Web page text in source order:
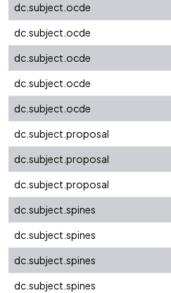
dc.subject.ocde
dc.subject.ocde
dc.subject.ocde
dc.subject.ocde
dc.subject.ocde
dc.subject.proposal
dc.subject.proposal
dc.subject.proposal
dc.subject.spines
dc.subject.spines
dc.subject.spines
dc.subject.spines